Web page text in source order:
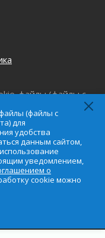
файлы (файлы с
удобства
данным
согласие на
с
о
(файлы с
для
удобства
данным сайтом,
уведомлением,
о
cookie можно